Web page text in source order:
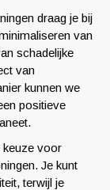
draag je bij
van
schadelijke
van
kunnen we
positieve
keuze voor
Je kunt
terwijl je